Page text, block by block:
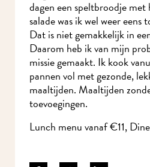
dagen een speltbroodje
salade was ik wel weer eens
Dat is niet gemakkelijk in
Daarom heb ik van mijn
missie gemaakt. Ik kook
pannen vol met gezonde,
maaltijden. Maaltijden
toevoegingen.
Lunch menu vanaf €11,